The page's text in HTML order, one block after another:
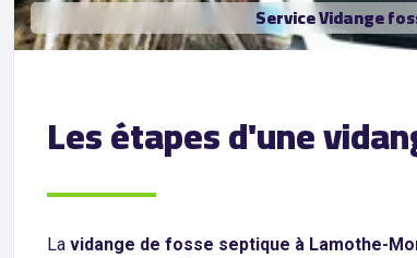
Service Vidange
Les étapes d'une
La vidange de fosse septique à Lamothe-